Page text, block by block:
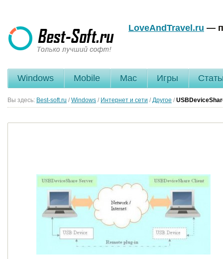
LoveAndTravel.ru —
Windows Mobile Mac Игры
Вы здесь: Best-soft.ru / Windows / Интернет и сети / Другое /